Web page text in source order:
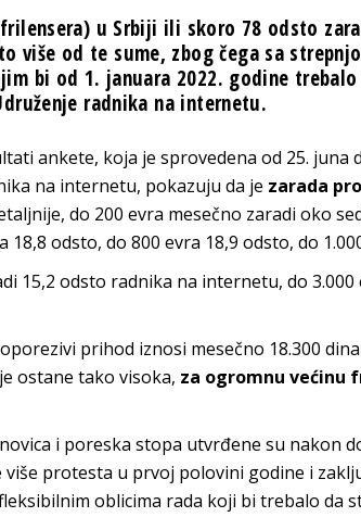
u Srbiji ili skoro 78 odsto
više od te sume, zbog čega sa
bi od 1. januara 2022. godine
radnika na internetu.
ankete, koja je sprovedena od 25. juna
na internetu, pokazuju da je zarada
do 200 evra mesečno zaradi oko
18,8 odsto, do 800 evra 18,9 odsto, do
15,2 odsto radnika na internetu, do 3.000
prihod iznosi mesečno 18.300
ostane tako visoka, za ogromnu većinu
i poreska stopa utvrđene su nakon
više protesta u prvoj polovini godine i
oblicima rada koji bi trebalo da